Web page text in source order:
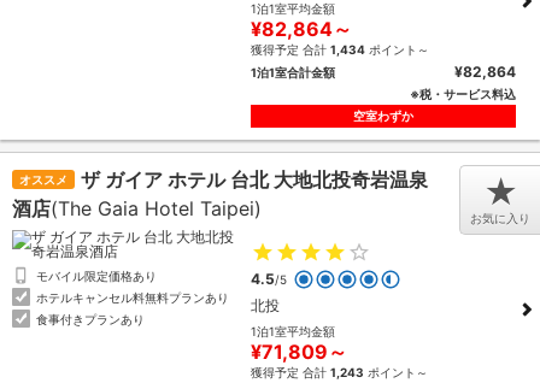
1泊1室平均金額
¥82,864～
獲得予定 合計 1,434 ポイント～
1泊1室合計金額
¥82,864
※税・サービス料込
空室わずか
オススメ
ザ ガイア ホテル 台北 大地北投奇岩温泉
酒店(The Gaia Hotel Taipei)
モバイル限定価格あり
ホテルキャンセル料無料プランあり
食事付きプランあり
4.5/5
北投
1泊1室平均金額
¥71,809～
獲得予定 合計 1,243 ポイント～
★
お気に入り